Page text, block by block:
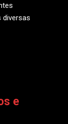
diversas
e